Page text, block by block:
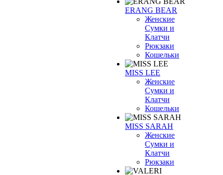
ERANG BEAR
Женские
Сумки и
Клатчи
Рюкзаки
Кошельки
MISS LEE
Женские
Сумки и
Клатчи
Кошельки
MISS SARAH
Женские
Сумки и
Клатчи
Рюкзаки